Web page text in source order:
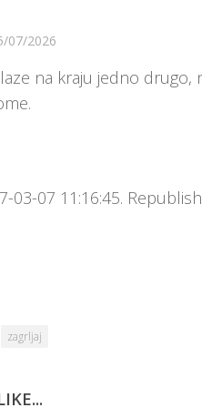
07/2026
na kraju jedno
03-07 11:16:45.
zagrljaj